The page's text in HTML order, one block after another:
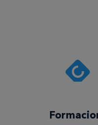
política de
privacidad.*
¡Quiero